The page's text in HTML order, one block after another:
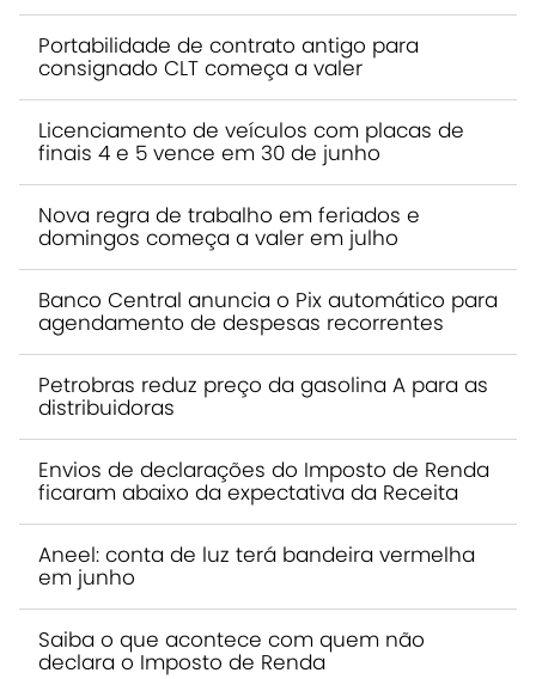
Portabilidade de contrato antigo para
consignado CLT começa a valer
Licenciamento de veículos com placas de
finais 4 e 5 vence em 30 de junho
Nova regra de trabalho em feriados e
domingos começa a valer em julho
Banco Central anuncia o Pix automático para
agendamento de despesas recorrentes
Petrobras reduz preço da gasolina A para as
distribuidoras
Envios de declarações do Imposto de Renda
ficaram abaixo da expectativa da Receita
Aneel: conta de luz terá bandeira vermelha
em junho
Saiba o que acontece com quem não
declara o Imposto de Renda